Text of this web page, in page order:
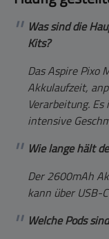
Was sind die
Kits?
Das Aspire Pixo
Akkulaufzeit,
Verarbeitung.
intensive
Wie lange hält
Der 2600mAh
kann über USB-
Welche Pods